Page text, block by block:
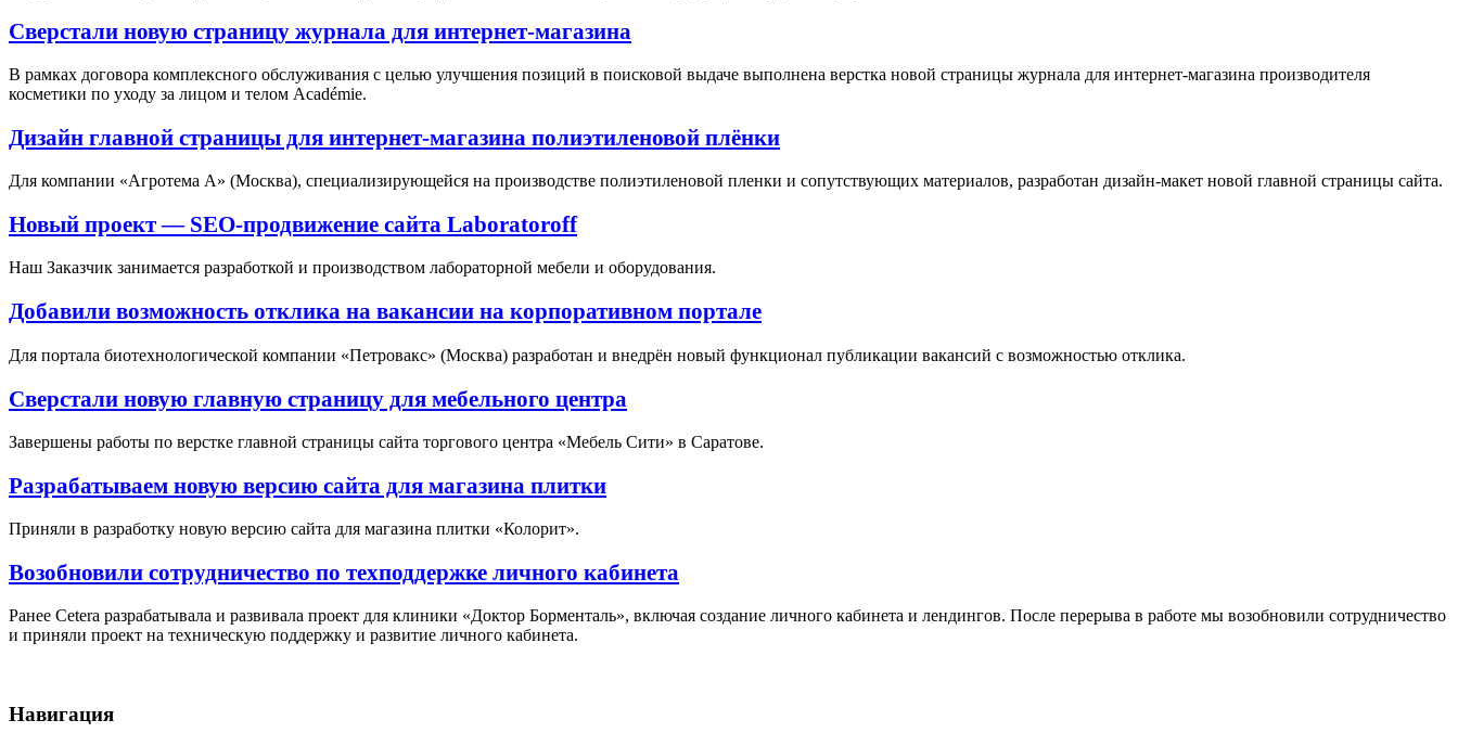
Сверстали новую страницу журнала для интернет-магазина
В рамках договора комплексного обслуживания с целью улучшения позиций в поисковой выдаче выполнена верстка новой страницы журнала для интернет-магазина производителя
косметики по уходу за лицом и телом Académie.
Дизайн главной страницы для интернет-магазина полиэтиленовой плёнки
Для компании «Агротема А» (Москва), специализирующейся на производстве полиэтиленовой пленки и сопутствующих материалов, разработан дизайн-макет новой главной страницы сайта.
Новый проект — SEO-продвижение сайта Laboratoroff
Наш Заказчик занимается разработкой и производством лабораторной мебели и оборудования.
Добавили возможность отклика на вакансии на корпоративном портале
Для портала биотехнологической компании «Петровакс» (Москва) разработан и внедрён новый функционал публикации вакансий с возможностью отклика.
Сверстали новую главную страницу для мебельного центра
Завершены работы по верстке главной страницы сайта торгового центра «Мебель Сити» в Саратове.
Разрабатываем новую версию сайта для магазина плитки
Приняли в разработку новую версию сайта для магазина плитки «Колорит».
Возобновили сотрудничество по техподдержке личного кабинета
Ранее Cetera разрабатывала и развивала проект для клиники «Доктор Борменталь», включая создание личного кабинета и лендингов. После перерыва в работе мы возобновили сотрудничество
и приняли проект на техническую поддержку и развитие личного кабинета.
Навигация